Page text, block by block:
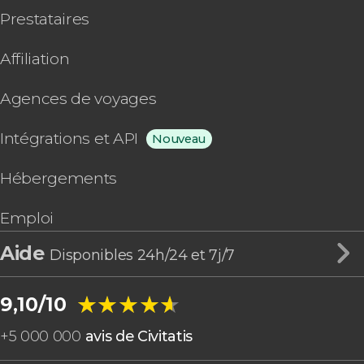
Prestataires
Affiliation
Agences de voyages
Intégrations et API Nouveau
Hébergements
Emploi
Aide Disponibles 24h/24 et 7j/7
9,10/10 ★★★★★
★★★★★
+5 000 000 avis de Civitatis